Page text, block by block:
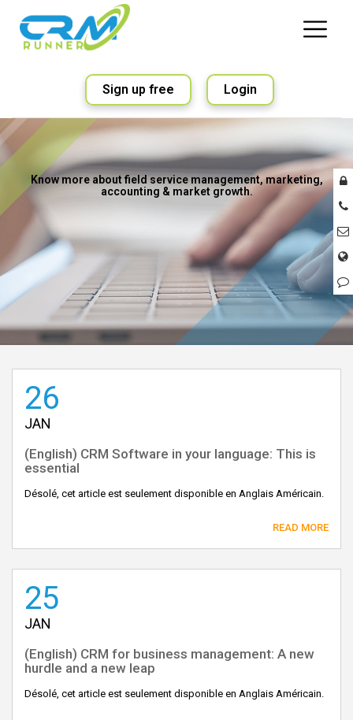
Sign up free Login
Know more about field service management, marketing,
accounting & market growth.
26
JAN
(English) CRM Software in your language: This is
essential
Désolé, cet article est seulement disponible en Anglais Américain.
READ MORE
25
JAN
(English) CRM for business management: A new
hurdle and a new leap
Désolé, cet article est seulement disponible en Anglais Américain.